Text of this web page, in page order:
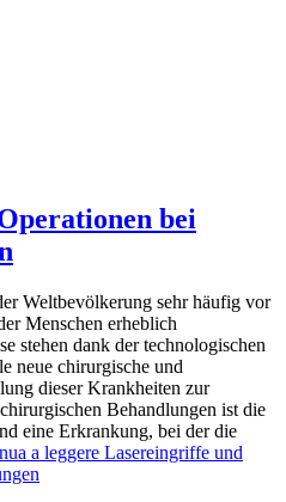
bei
Weltbevölkerung sehr häufig vor
Menschen erheblich
stehen dank der technologischen
neue chirurgische und
dieser Krankheiten zur
Behandlungen ist die
eine Erkrankung, bei der die
a leggere Lasereingriffe und